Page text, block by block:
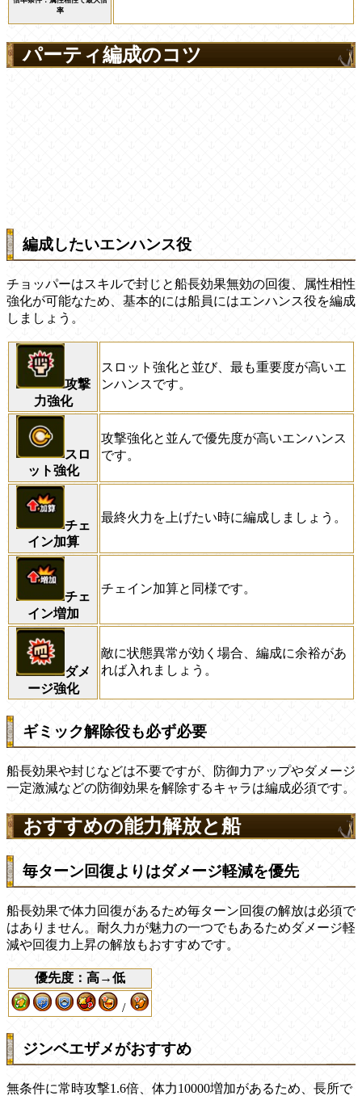
率
パーティ編成のコツ
編成したいエンハンス役
チョッパーはスキルで封じと船長効果無効の回復、属性相性
強化が可能なため、基本的には船員にはエンハンス役を編成
しましょう。
攻撃
力強化
スロット強化と並び、最も重要度が高いエ
ンハンスです。
スロ
ット強化
攻撃強化と並んで優先度が高いエンハンス
です。
チェ
イン加算
最終火力を上げたい時に編成しましょう。
チェ
イン増加
チェイン加算と同様です。
ダメ
ージ強化
敵に状態異常が効く場合、編成に余裕があ
れば入れましょう。
ギミック解除役も必ず必要
船長効果や封じなどは不要ですが、防御力アップやダメージ
一定激減などの防御効果を解除するキャラは編成必須です。
おすすめの能力解放と船
毎ターン回復よりはダメージ軽減を優先
船長効果で体力回復があるため毎ターン回復の解放は必須で
はありません。耐久力が魅力の一つでもあるためダメージ軽
減や回復力上昇の解放もおすすめです。
優先度：高→低
/
ジンベエザメがおすすめ
無条件に常時攻撃1.6倍、体力10000増加があるため、長所で